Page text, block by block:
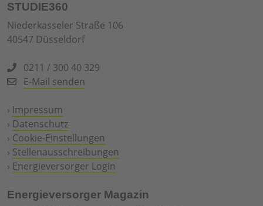
STUDIE360
Niederkasseler Straße 106
40547 Düsseldorf
0211 / 300 40 329
E-Mail senden
› Impressum
› Datenschutz
› Cookie-Einstellungen
› Stellenausschreibungen
› Energieversorger Login
Energieversorger Magazin